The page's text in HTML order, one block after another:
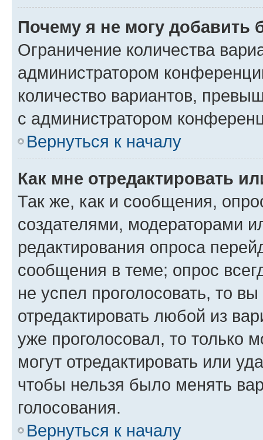
Почему я не могу добавить
Ограничение количества
администратором
количество вариантов,
с администратором
Вернуться к началу
Как мне отредактировать
Так же, как и сообщения,
создателями, модераторами
редактирования опроса
сообщения в теме; опрос
не успел проголосовать, то
отредактировать любой из
уже проголосовал, то только
могут отредактировать или
чтобы нельзя было менять
голосования.
Вернуться к началу